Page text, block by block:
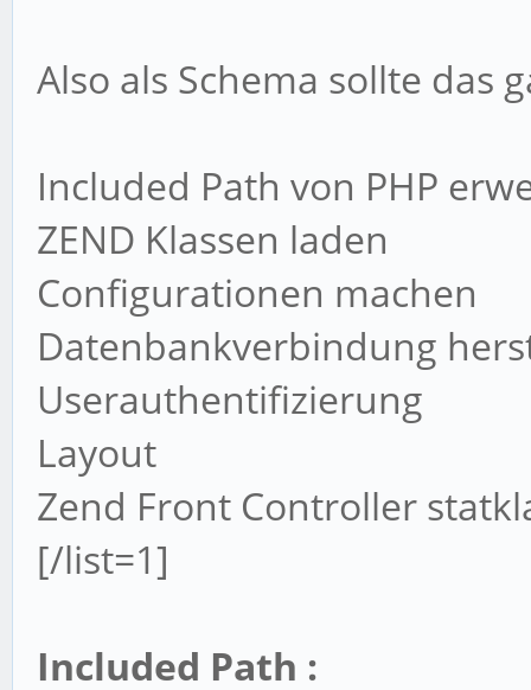
Also als Schema sollte das
Included Path von PHP
ZEND Klassen laden
Configurationen machen
Datenbankverbindung
Userauthentifizierung
Layout
Zend Front Controller
[/list=1]
Included Path :